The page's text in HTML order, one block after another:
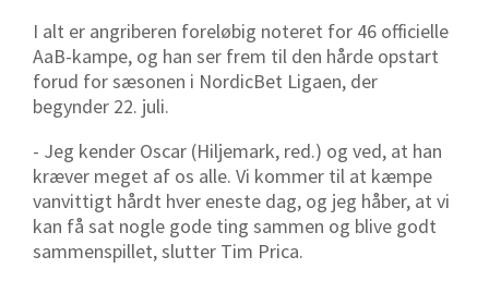
I alt er angriberen foreløbig noteret for 46 officielle
AaB-kampe, og han ser frem til den hårde opstart
forud for sæsonen i NordicBet Ligaen, der
begynder 22. juli.
- Jeg kender Oscar (Hiljemark, red.) og ved, at han
kræver meget af os alle. Vi kommer til at kæmpe
vanvittigt hårdt hver eneste dag, og jeg håber, at vi
kan få sat nogle gode ting sammen og blive godt
sammenspillet, slutter Tim Prica.